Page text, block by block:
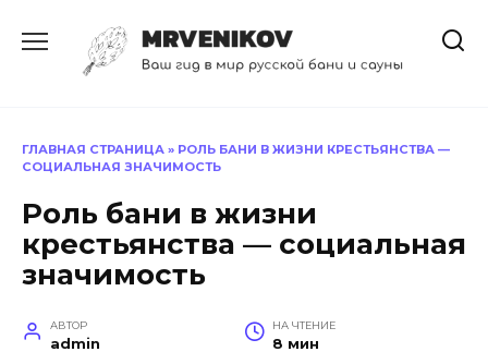
содержанию
ГЛАВНАЯ СТРАНИЦА » РОЛЬ БАНИ В ЖИЗНИ КРЕСТЬЯНСТВА —
СОЦИАЛЬНАЯ ЗНАЧИМОСТЬ
Роль бани в жизни
крестьянства — социальная
значимость
АВТОР
admin
НА ЧТЕНИЕ
8 мин